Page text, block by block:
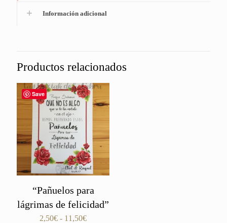
Información adicional
Productos relacionados
Save
“Pañuelos para
lágrimas de felicidad”
2,50€ - 11,50€Rango